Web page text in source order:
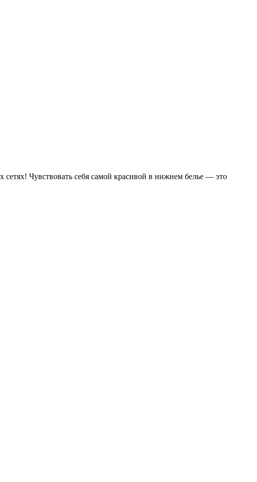
сетях! Чувствовать себя самой красивой в нижнем белье — это